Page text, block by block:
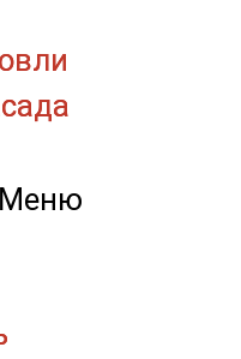
Меню